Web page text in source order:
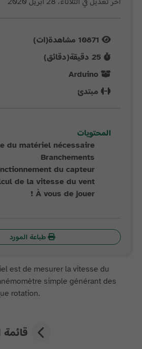
10871 مشاهدة(ات)
25 دقيقة(دقائق)
Arduino
مبتدئ
المحتويات
du matériel nécessaire
Branchements
du capteur
de la vitesse du vent
À vous de jouer !
est de mesurer la vitesse du
simple générant des
rotation.
قائمة